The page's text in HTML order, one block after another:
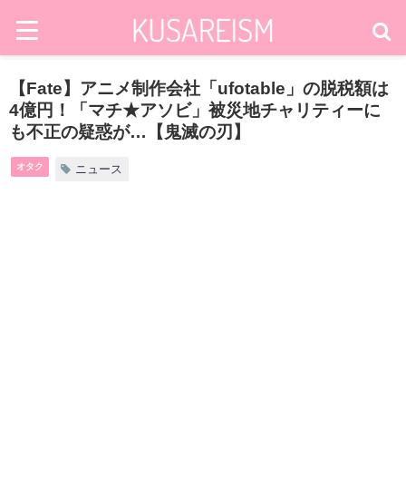
【Fate】アニメ制作会社「ufotable」の脱税額は
4億円！「マチ★アソビ」被災地チャリティーに
も不正の疑惑が…【鬼滅の刃】
オタク ニュース